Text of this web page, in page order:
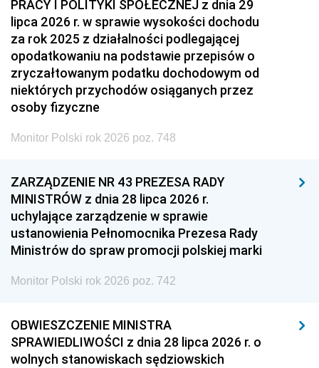
PRACY I POLITYKI SPOŁECZNEJ z dnia 29
lipca 2026 r. w sprawie wysokości dochodu
za rok 2025 z działalności podlegającej
opodatkowaniu na podstawie przepisów o
zryczałtowanym podatku dochodowym od
niektórych przychodów osiąganych przez
osoby fizyczne
Monitor Polski rok 2026 poz. 748
ZARZĄDZENIE NR 43 PREZESA RADY
MINISTRÓW z dnia 28 lipca 2026 r.
uchylające zarządzenie w sprawie
ustanowienia Pełnomocnika Prezesa Rady
Ministrów do spraw promocji polskiej marki
Monitor Polski rok 2026 poz. 742
OBWIESZCZENIE MINISTRA
SPRAWIEDLIWOŚCI z dnia 28 lipca 2026 r. o
wolnych stanowiskach sędziowskich